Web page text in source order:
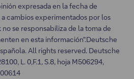
expresada en la fecha de
cambios experimentados por los
se responsabiliza de la toma de
en esta información".Deutsche
All rights reserved. Deutsche
L. 0,F.1, S.8, hoja M506294,